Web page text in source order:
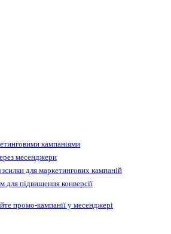
кампаніями
месенджери
для маркетингових кампаній
для підвищення конверсії
промо-кампанії у месенджері